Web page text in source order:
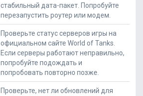
стабильный дата-пакет. Попробуйте
перезапустить роутер или модем.
Проверьте статус серверов игры на
официальном сайте World of Tanks.
Если серверы работают неправильно,
попробуйте подождать и
попробовать повторно позже.
Проверьте, нет ли обновлений для